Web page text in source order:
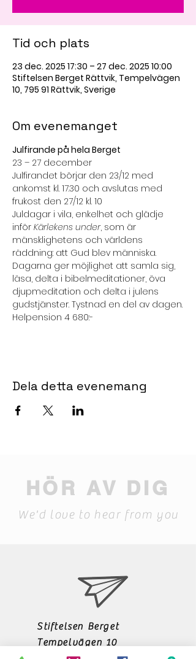
Tid och plats
23 dec. 2025 17:30 – 27 dec. 2025 10:00
Stiftelsen Berget Rättvik, Tempelvägen
10, 795 91 Rättvik, Sverige
Om evenemanget
Julfirande på hela Berget
23 – 27 december
Julfirandet börjar den 23/12 med
ankomst kl. 17.30 och avslutas med
frukost den 27/12 kl. 10
Juldagar i vila, enkelhet och glädje
inför Kärlekens under, som är
mänsklighetens och världens
räddning: att Gud blev människa.
Dagarna ger möjlighet att samla sig,
läsa, delta i bibelmeditationer, öva
djupmeditation och delta i julens
gudstjänster. Tystnad en del av dagen.
Helpension 4 680:-
Dela detta evenemang
HÖR AV DIG
We'd love to hear from you
Stiftelsen Berget
Tempelvägen 10